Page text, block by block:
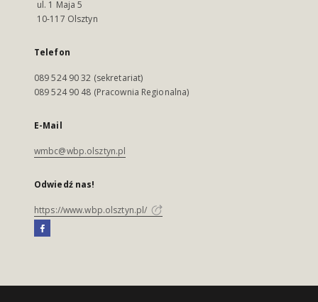
ul. 1 Maja 5
10-117 Olsztyn
Telefon
089 524 90 32 (sekretariat)
089 524 90 48 (Pracownia Regionalna)
E-Mail
wmbc@wbp.olsztyn.pl
Odwiedź nas!
https://www.wbp.olsztyn.pl/